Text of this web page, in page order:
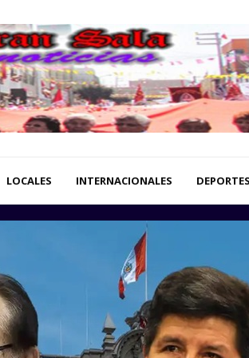
LOCALES INTERNACIONALES